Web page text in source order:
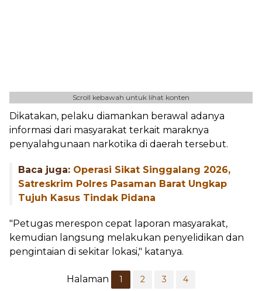
Scroll kebawah untuk lihat konten
Dikatakan, pelaku diamankan berawal adanya
informasi dari masyarakat terkait maraknya
penyalahgunaan narkotika di daerah tersebut.
Baca juga: Operasi Sikat Singgalang 2026,
Satreskrim Polres Pasaman Barat Ungkap
Tujuh Kasus Tindak Pidana
"Petugas merespon cepat laporan masyarakat,
kemudian langsung melakukan penyelidikan dan
pengintaian di sekitar lokasi," katanya.
Halaman 1 2 3 4